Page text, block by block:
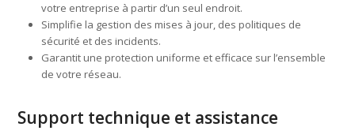
votre entreprise à partir d’un seul endroit.
Simplifie la gestion des mises à jour, des politiques de
sécurité et des incidents.
Garantit une protection uniforme et efficace sur l’ensemble
de votre réseau.
Support technique et assistance